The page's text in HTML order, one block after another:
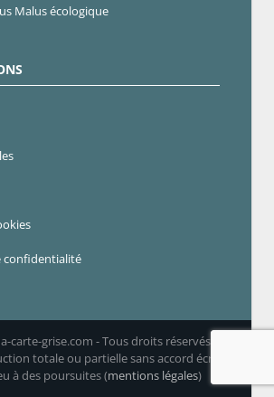
Malus écologique
confidentialité
carte-grise.com - Tous droits réservés -
totale ou partielle sans accord écrit
à des poursuites (mentions légales)